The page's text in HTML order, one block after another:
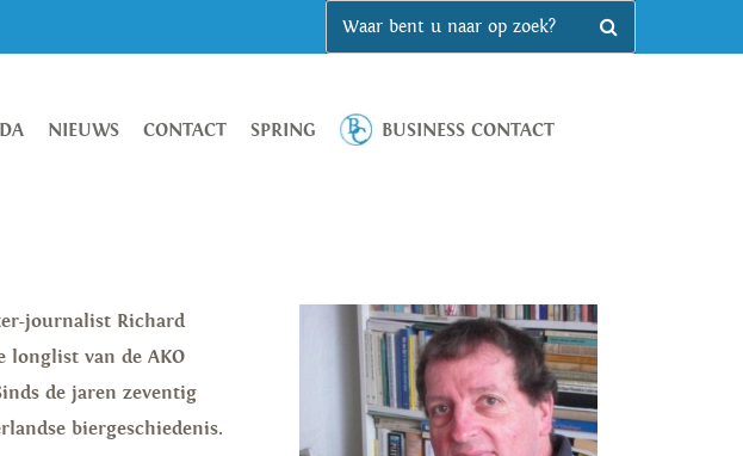
NIEUWS CONTACT SPRING BUSINESS CONTACT
journalist Richard
longlist van de AKO
de jaren zeventig
biergeschiedenis.